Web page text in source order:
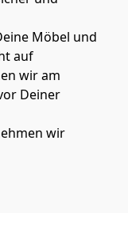
Möbel und
auf
wir am
Deiner
wir